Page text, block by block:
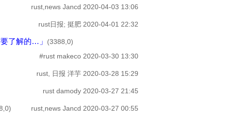
rust,news Jancd 2020-04-03 13:06
rust日报; 挺肥 2020-04-01 22:32
了解的…」 (3388,0)
#rust makeco 2020-03-30 13:30
rust, 日报 洋芋 2020-03-28 15:29
rust damody 2020-03-27 21:45
rust,news Jancd 2020-03-27 00:55